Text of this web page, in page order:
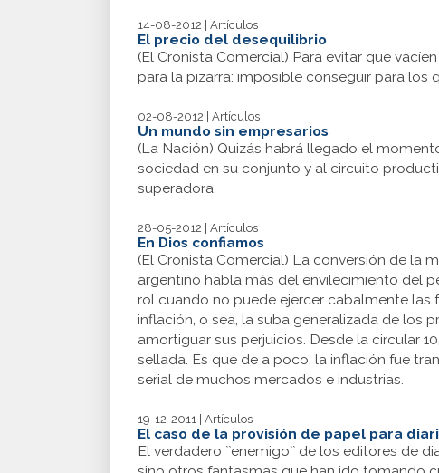
14-08-2012 | Artículos
El precio del desequilibrio
(El Cronista Comercial) Para evitar que
para la pizarra: imposible conseguir para los
02-08-2012 | Artículos
Un mundo sin empresarios
(La Nación) Quizás habrá llegado el
sociedad en su conjunto y al circuito
superadora.
28-05-2012 | Artículos
En Dios confiamos
(El Cronista Comercial) La conversión de la
argentino habla más del envilecimiento del
rol cuando no puede ejercer cabalmente
inflación, o sea, la suba generalizada de los
amortiguar sus perjuicios. Desde la circular
sellada. Es que de a poco, la inflación fue
serial de muchos mercados e industrias.
19-12-2011 | Artículos
El caso de la provisión de papel para
El verdadero ``enemigo`` de los editores de